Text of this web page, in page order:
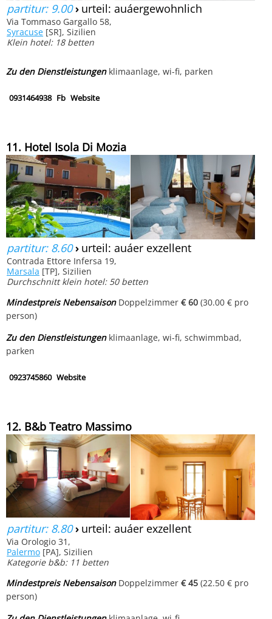
partitur: 9.00› urteil: auáergewohnlich
Via Tommaso Gargallo 58,
Syracuse [SR], Sizilien
Klein hotel: 18 betten
Zu den Dienstleistungenklimaanlage, wi-fi, parken
0931464938 Fb Website
11. Hotel Isola Di Mozia
partitur: 8.60› urteil: auáer exzellent
Contrada Ettore Infersa 19,
Marsala [TP], Sizilien
Durchschnitt klein hotel: 50 betten
Mindestpreis NebensaisonDoppelzimmer€ 60 (30.00 € pro
person)
Zu den Dienstleistungenklimaanlage, wi-fi, schwimmbad,
parken
0923745860 Website
12. B&b Teatro Massimo
partitur: 8.80› urteil: auáer exzellent
Via Orologio 31,
Palermo [PA], Sizilien
Kategorie b&b: 11 betten
Mindestpreis NebensaisonDoppelzimmer€ 45 (22.50 € pro
person)